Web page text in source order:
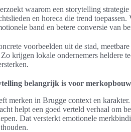
waarom een storytelling
en horeca die trend
band en betere conversie van
voorbeelden uit de stad,
krijgen lokale ondernemers heldere
belangrijk is voor
merken in Brugge context en
helpt een goed verteld verhaal om
Dat versterkt emotionele